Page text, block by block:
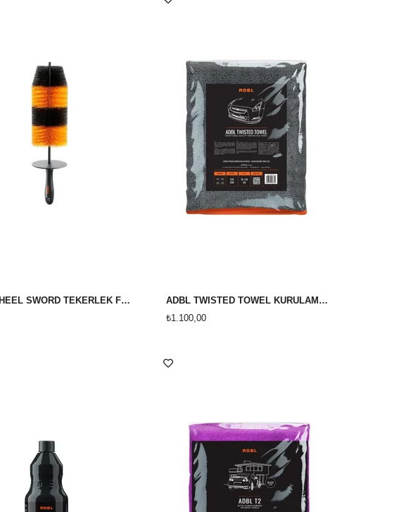
ADBL WHEEL SWORD TEKERLEK FIRÇASI 46 CM
ADBL TWİSTED TOWEL KURULAMA HAVLUSU 70X90 CM 620 GSM
₺1.100,00